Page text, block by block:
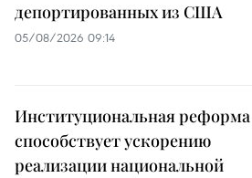
депортированных из США
05/08/2026 09:14
Институциональная реформа
способствует ускорению
реализации национальной